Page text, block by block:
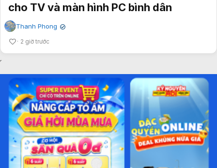
cho TV và màn hình PC bình dân
Thanh Phong ✔
2 giờ trước